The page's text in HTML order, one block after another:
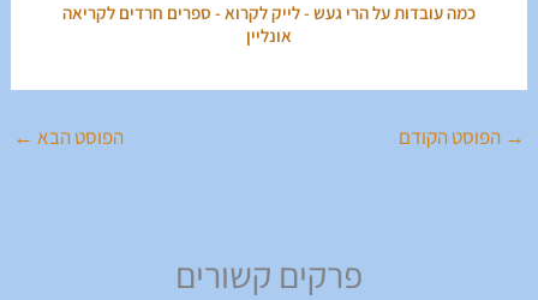
כמה עובדות על הרי געש - לייק לקרוא - ספרים חרדים לקריאה
אונליין
→ הפוסט הקודם הפוסט הבא ←
פרקים קשורים